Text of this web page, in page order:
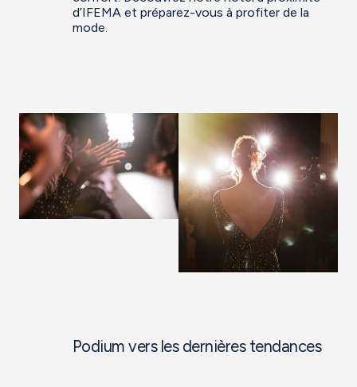
d’IFEMA et préparez-vous à profiter de la
mode.
Podium vers les dernières tendances